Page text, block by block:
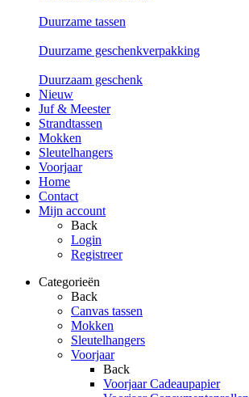
Duurzame tassen
Duurzame geschenkverpakking
Duurzaam geschenk
Nieuw
Juf & Meester
Strandtassen
Mokken
Sleutelhangers
Voorjaar
Home
Contact
Mijn account
Back
Login
Registreer
Categorieën
Back
Canvas tassen
Mokken
Sleutelhangers
Voorjaar
Back
Voorjaar Cadeaupapier